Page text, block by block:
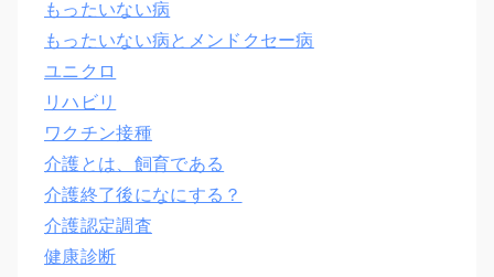
もったいない病
もったいない病とメンドクセー病
ユニクロ
リハビリ
ワクチン接種
介護とは、飼育である
介護終了後になにする？
介護認定調査
健康診断